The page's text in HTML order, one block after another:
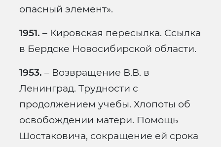
опасный элемент».
1951. – Кировская пересылка. Ссылка
в Бердске Новосибирской области.
1953. – Возвращение В.В. в
Ленинград. Трудности с
продолжением учебы. Хлопоты об
освобождении матери. Помощь
Шостаковича, сокращение ей срока